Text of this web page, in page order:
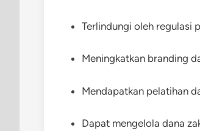
Terlindungi oleh regulasi
Meningkatkan branding
Mendapatkan pelatihan
Dapat mengelola dana